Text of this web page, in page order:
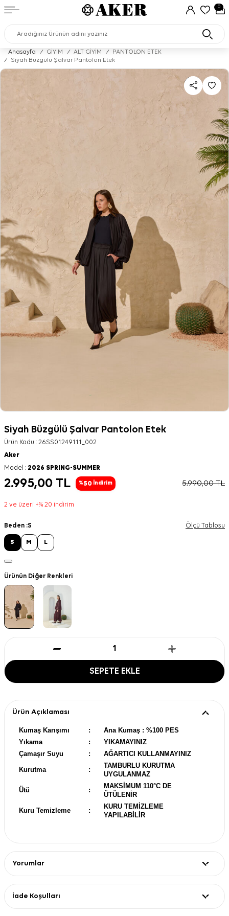
0
Anasayfa / GİYİM / ALT GİYİM /
PANTOLON ETEK
/
Siyah Büzgülü Şalvar Pantolon Etek
Siyah Büzgülü Şalvar Pantolon Etek
Ürün Kodu : 26SS01249111_002
Aker
Model : 2026 SPRING-SUMMER
2.995,00 TL %50 İndirim 5.990,00TL
2 ve üzeri +% 20 indirim
Beden :S Ölçü Tablosu
S M L
Ürünün Diğer Renkleri
SEPETE EKLE
Ürün Açıklaması
Kumaş Karışımı :
Ana Kumaş : %100 PES
Yıkama
:
YIKAMAYINIZ
Çamaşır Suyu
: AĞARTICI KULLANMAYINIZ
Kurutma :
TAMBURLU KURUTMA
UYGULANMAZ
Ütü :
MAKSİMUM 110°C DE
ÜTÜLENİR
Kuru Temizleme :
KURU TEMİZLEME
YAPILABİLİR
Yorumlar
İade Koşulları